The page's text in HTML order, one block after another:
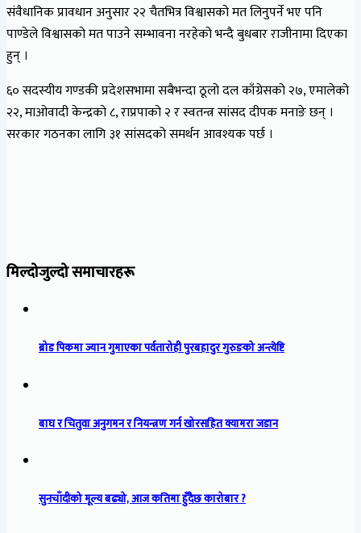
संवैधानिक प्रावधान अनुसार २२ चैतभित्र विश्वासको मत लिनुपर्ने भए पनि
पाण्डेले विश्वासको मत पाउने सम्भावना नरहेको भन्दै बुधबार राजीनामा दिएका
हुन् ।
६० सदस्यीय गण्डकी प्रदेशसभामा सबैभन्दा ठूलो दल काँग्रेसको २७, एमालेको
२२, माओवादी केन्द्रको ८, राप्रपाको २ र स्वतन्त्र सांसद दीपक मनाङे छन् ।
सरकार गठनका लागि ३१ सांसदको समर्थन आवश्यक पर्छ ।
मिल्दोजुल्दो समाचारहरू
ब्रोड पिकमा ज्यान गुमाएका पर्वतारोही पुरबहादुर गुरुङको अन्त्येष्टि
बाघ र चितुवा अनुगमन र नियन्त्रण गर्न खोरसहित क्यामरा जडान
सुनचाँदीको मूल्य बढ्यो, आज कतिमा हुँदैछ कारोबार ?